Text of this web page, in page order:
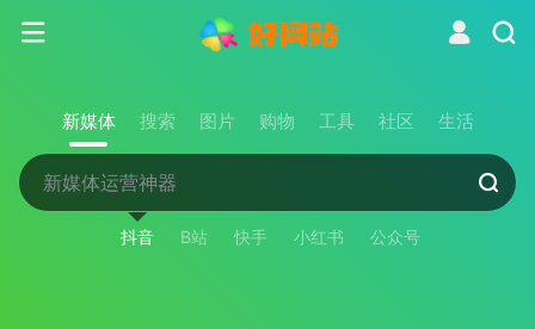
新媒体 搜索 图片 购物 工具 社区 生活
抖音 B站 快手 小红书 公众号